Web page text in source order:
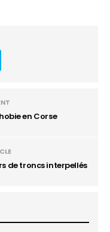
en Corse
de troncs interpellés